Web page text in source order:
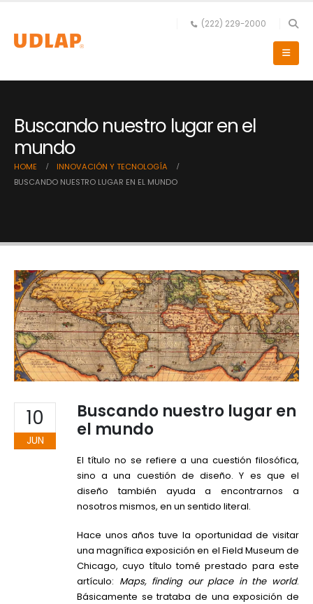
(222) 229-2000
Buscando nuestro lugar en el
mundo
HOME
INNOVACIÓN Y TECNOLOGÍA
BUSCANDO NUESTRO LUGAR EN EL MUNDO
10
JUN
Buscando nuestro lugar en
el mundo
El título no se refiere a una cuestión filosófica,
sino a una cuestión de diseño. Y es que el
diseño también ayuda a encontrarnos a
nosotros mismos, en un sentido literal.
Hace unos años tuve la oportunidad de visitar
una magnífica exposición en el Field Museum de
Chicago, cuyo título tomé prestado para este
artículo: Maps, finding our place in the world.
Básicamente se trataba de una exposición de